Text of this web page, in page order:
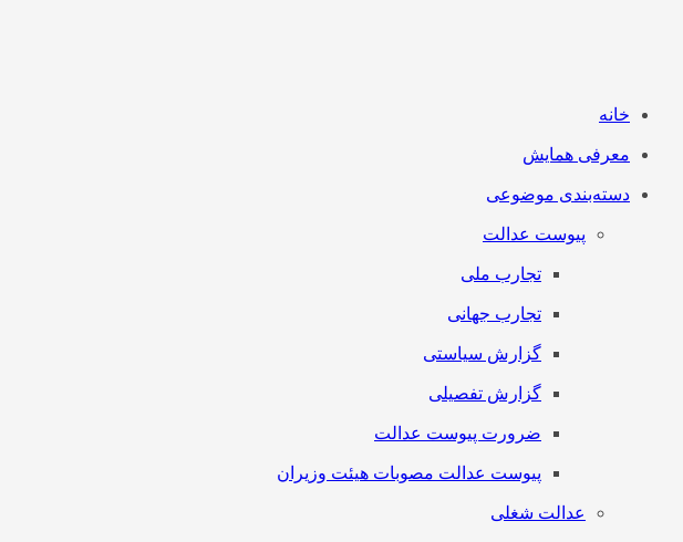
خانه
معرفی همایش
دسته‌بندی موضوعی
پیوست عدالت
تجارب ملی
تجارب جهانی
گزارش سیاستی
گزارش تفصیلی
ضرورت پیوست عدالت
پیوست عدالت مصوبات هیئت وزیران
عدالت شغلی